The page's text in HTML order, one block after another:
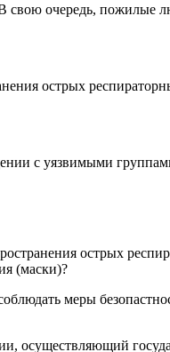
свою очередь, пожилые
острых
с уязвимыми
острых
(маски)?
меры
осуществляющий